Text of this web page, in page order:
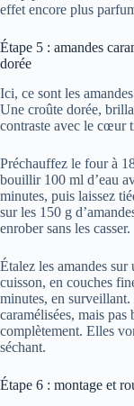
effet encore plus
Étape 5 : amandes
dorée
Ici, ce sont les
Une croûte dorée,
contraste avec le cœur
Préchauffez le four à
bouillir 100 ml d’eau
minutes, puis laissez
sur les 150 g
enrober sans les casser.
Étalez les amandes
cuisson, en couches
minutes, en
caramélisées, mais
complètement. Elles
séchant.
Étape 6 : montage et